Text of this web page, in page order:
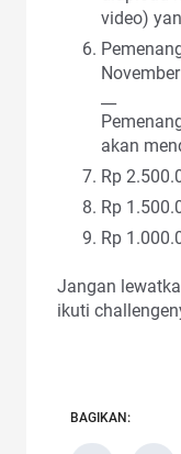
video)
akan
Rp
Rp
Rp
Jangan
ikuti
BAGIKAN: